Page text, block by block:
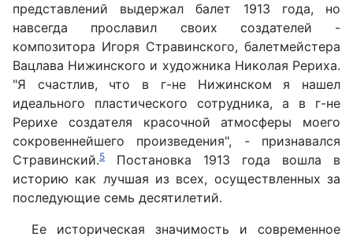
представлений выдержал балет 1913 года, но
навсегда прославил своих создателей -
композитора Игоря Стравинского, балетмейстера
Вацлава Нижинского и художника Николая Рериха.
"Я счастлив, что в г-не Нижинском я нашел
идеального пластического сотрудника, а в г-не
Рерихе создателя красочной атмосферы моего
сокровеннейшего произведения", - признавался
Стравинский.5
Постановка 1913 года вошла в
историю как лучшая из всех, осуществленных за
последующие семь десятилетий.
Ее историческая значимость и современное